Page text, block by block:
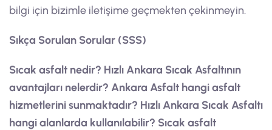
bilgi için bizimle iletişime geçmekten çekinmeyin.
Sıkça Sorulan Sorular (SSS)
Sıcak asfalt nedir? Hızlı Ankara Sıcak Asfaltının
avantajları nelerdir? Ankara Asfalt hangi asfalt
hizmetlerini sunmaktadır? Hızlı Ankara Sıcak Asfaltı
hangi alanlarda kullanılabilir? Sıcak asfalt